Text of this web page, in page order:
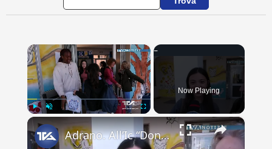
×
Now Playing
×
Adrano. All’Ic “Don Antonino La Mela” concluso scambio culturale. Lacrime e abbracci alla partenza d